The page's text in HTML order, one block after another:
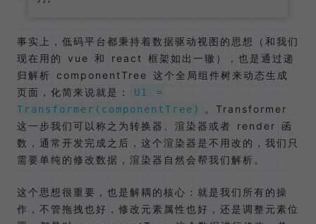
事实上，低码平台都秉持着数据驱动视图的思想（和我们
现在用的 vue 和 react 框架如出一辙），也是通过递
归解析 componentTree 这个全局组件树来动态生成
页面，化简来说就是：
UI =
Transformer(componentTree)
。Transformer
这一步我们可以称之为转换器、渲染器或者 render 函
数，通常开发完成之后，这个渲染器是不用改的，我们只
需要单纯的修改数据，渲染器自然会帮我们解析。
这个思想很重要，也是解耦的核心：就是我们所有的操
作，不管拖拽也好，修改元素属性也好，还是调整元素位